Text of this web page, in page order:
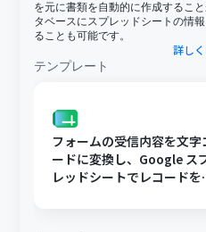
を元に書類を自動的に作成するこ
タベースにスプレッドシートの情
ることも可能です。
詳し
テンプレート
フォームの受信内容を文字
ードに変換し、Google ス
レッドシートでレコードを